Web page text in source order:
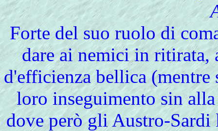
Forte del suo ruolo di
dare ai nemici in ritirata,
d'efficienza bellica
loro inseguimento sin
dove però gli Austro-